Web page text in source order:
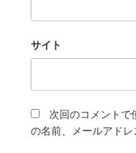
サイト
次回のコメントで
の名前、メールアドレ